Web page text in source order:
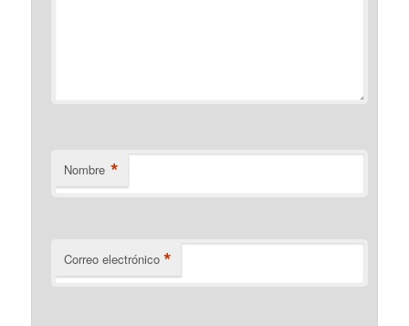
Nombre *
Correo electrónico *